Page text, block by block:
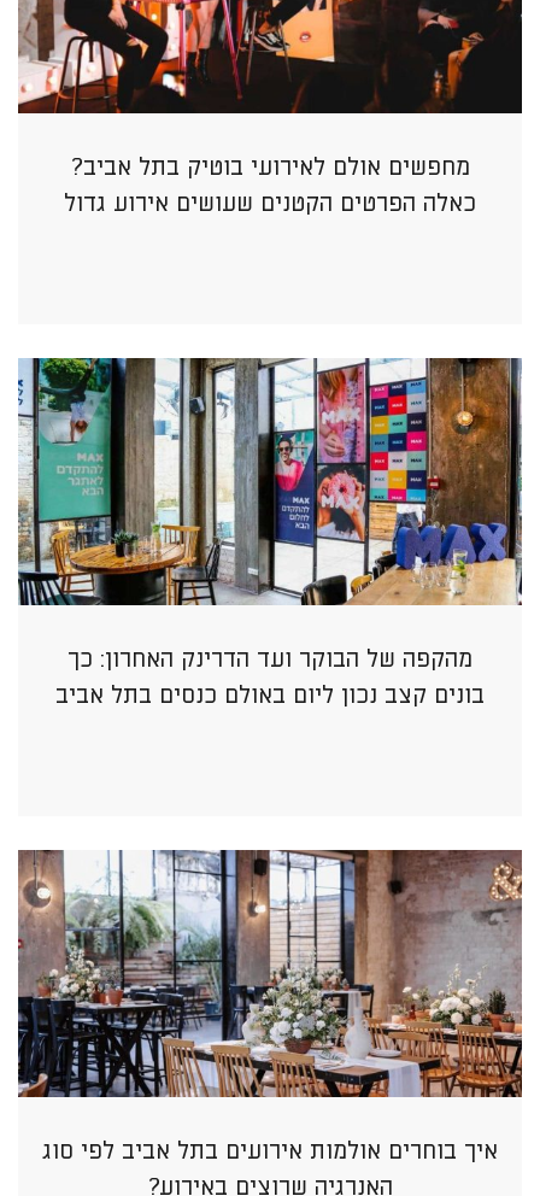
מחפשים אולם לאירועי בוטיק בתל אביב?
כאלה הפרטים הקטנים שעושים אירוע גדול
מהקפה של הבוקר ועד הדרינק האחרון: כך
בונים קצב נכון ליום באולם כנסים בתל אביב
איך בוחרים אולמות אירועים בתל אביב לפי סוג
האנרגיה שרוצים באירוע?